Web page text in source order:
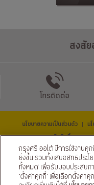
สงสัย
โทรติดต่อ
นโยบายความเป็นส่วนตัว | น
© สงวนลิขสิทธิ์ 2569 ธ
บริษัท อยุธยา แค
ติดตาม
กรุงศรี ออโต้ มีการใช้งานคุ
ยิ่งขึ้น รวมทั้งเสนอสิทธิประ
ทั้งหมด' เพื่อรับมอบประสบก
'ตั้งค่าคุกกี้' เพื่อเลือกตั้งค่า